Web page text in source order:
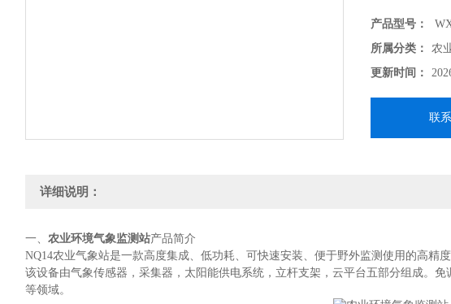
域。
产品型号：
所属分类：
农
更新时间：
联
详细说明：
一、 农业环境气象监测站产品简介
NQ14农业气象站是一款高度集成、低功耗、可快速安装、便于野外监测使用的高精
该设备由气象传感器，采集器，太阳能供电系统，立杆支架，云平台五部分组成。
等领域。